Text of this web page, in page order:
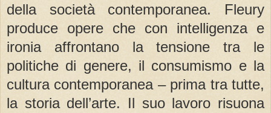
della società contemporanea. Fleury
produce opere che con intelligenza e
ironia affrontano la tensione tra le
politiche di genere, il consumismo e la
cultura contemporanea – prima tra tutte,
la storia dell’arte. Il suo lavoro risuona